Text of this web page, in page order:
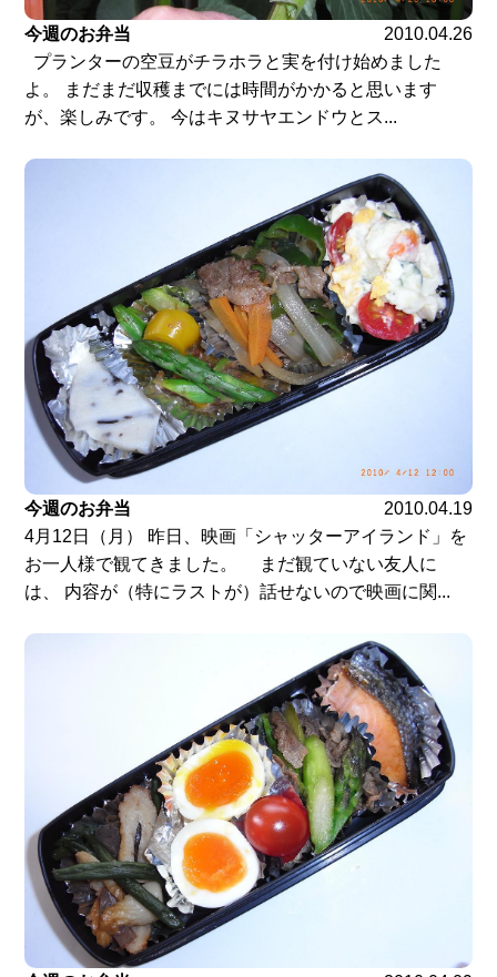
今週のお弁当
2010.04.26
プランターの空豆がチラホラと実を付け始めました
よ。 まだまだ収穫までには時間がかかると思います
が、楽しみです。 今はキヌサヤエンドウとス...
今週のお弁当
2010.04.19
4月12日（月） 昨日、映画「シャッターアイランド」を
お一人様で観てきました。 まだ観ていない友人に
は、 内容が（特にラストが）話せないので映画に関...